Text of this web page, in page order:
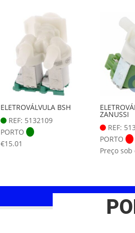
ELETROVÁLVULA BSH
REF: 5132109
PORTO
€15.01
ZANUSSI
REF:
PORTO
Preço